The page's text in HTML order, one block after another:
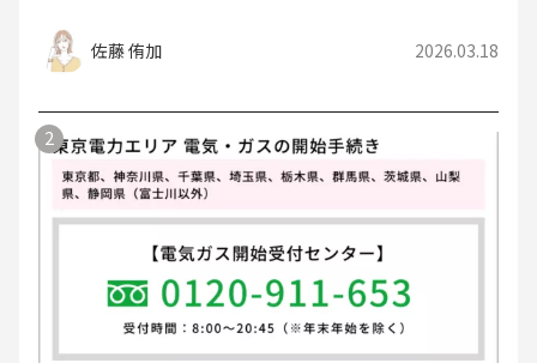
佐藤 侑加 2026.03.18